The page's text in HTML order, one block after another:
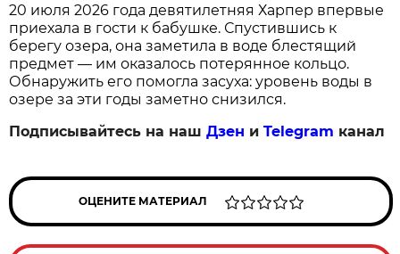
20 июля 2026 года девятилетняя Харпер впервые
приехала в гости к бабушке. Спустившись к
берегу озера, она заметила в воде блестящий
предмет — им оказалось потерянное кольцо.
Обнаружить его помогла засуха: уровень воды в
озере за эти годы заметно снизился.
Подписывайтесь на нашДзен иTelegram канал
ОЦЕНИТЕ МАТЕРИАЛ